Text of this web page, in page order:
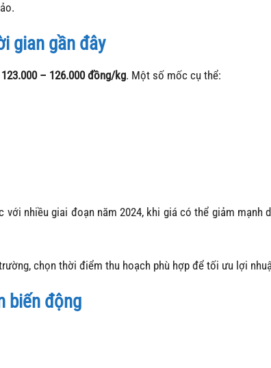
gian gần đây
123.000 – 126.000 đồng/kg. Một số mốc cụ thể:
với nhiều giai đoạn năm 2024, khi giá có thể giảm mạnh
chọn thời điểm thu hoạch phù hợp để tối ưu lợi
biến động